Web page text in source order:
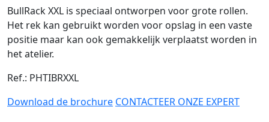
BullRack XXL is speciaal ontworpen voor grote rollen.
Het rek kan gebruikt worden voor opslag in een vaste
positie maar kan ook gemakkelijk verplaatst worden in
het atelier.
Ref.: PHTIBRXXL
Download de brochure CONTACTEER ONZE EXPERT